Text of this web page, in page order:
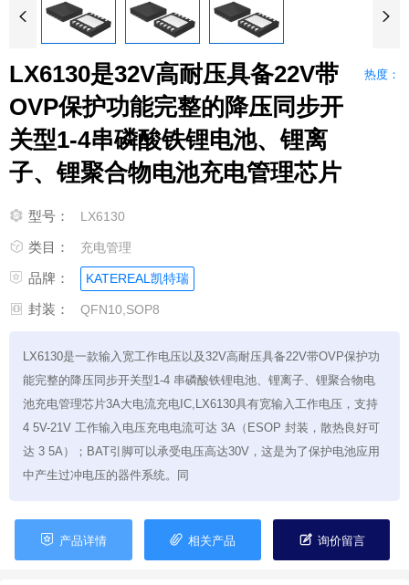
 
热度：
LX6130是32V高耐压具备22V带
OVP保护功能完整的降压同步开
关型1-4串磷酸铁锂电池、锂离
子、锂聚合物电池充电管理芯片
 型号： LX6130
 类目： 充电管理
 品牌： KATEREAL凯特瑞
 封装： QFN10,SOP8
LX6130是一款输入宽工作电压以及32V高耐压具备22V带OVP保护功
能完整的降压同步开关型1-4 串磷酸铁锂电池、锂离子、锂聚合物电
池充电管理芯片3A大电流充电IC,LX6130具有宽输入工作电压，支持
4 5V-21V 工作输入电压充电电流可达 3A（ESOP 封装，散热良好可
达 3 5A）；BAT引脚可以承受电压高达30V，这是为了保护电池应用
中产生过冲电压的器件系统。同
 产品详情  相关产品  询价留言